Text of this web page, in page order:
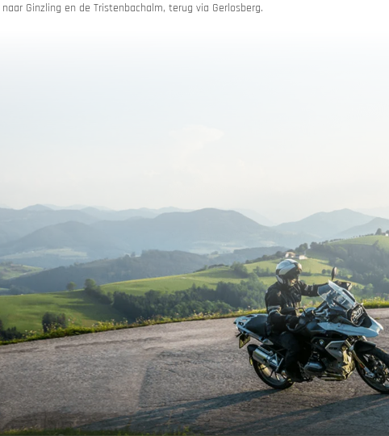
MoHos met motorverhuur
Passen & bergwegen
Vakantie adviseur
Ginzling en de Tristenbachalm, terug via Gerlosberg.